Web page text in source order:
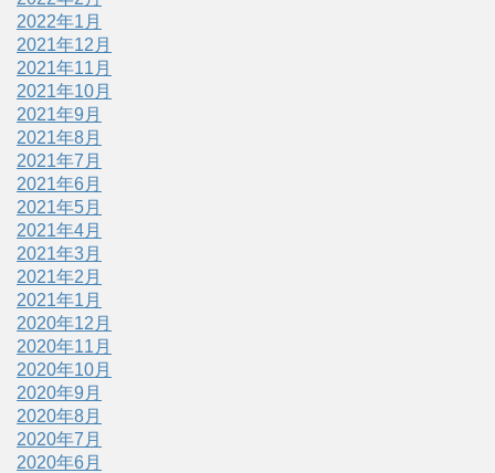
2022年1月
2021年12月
2021年11月
2021年10月
2021年9月
2021年8月
2021年7月
2021年6月
2021年5月
2021年4月
2021年3月
2021年2月
2021年1月
2020年12月
2020年11月
2020年10月
2020年9月
2020年8月
2020年7月
2020年6月